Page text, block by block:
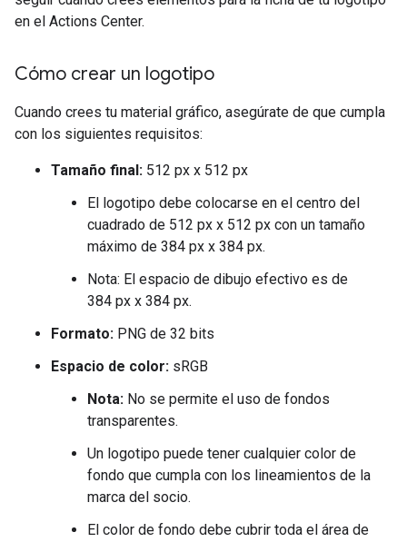
en el Actions Center.
Cómo crear un logotipo
Cuando crees tu material gráfico, asegúrate de que cumpla
con los siguientes requisitos:
Tamaño final: 512 px x 512 px
El logotipo debe colocarse en el centro del
cuadrado de 512 px x 512 px con un tamaño
máximo de 384 px x 384 px.
Nota: El espacio de dibujo efectivo es de
384 px x 384 px.
Formato: PNG de 32 bits
Espacio de color: sRGB
Nota: No se permite el uso de fondos
transparentes.
Un logotipo puede tener cualquier color de
fondo que cumpla con los lineamientos de la
marca del socio.
El color de fondo debe cubrir toda el área de